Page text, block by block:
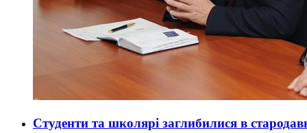
Студенти та школярі заглибилися в